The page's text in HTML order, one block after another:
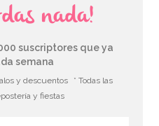
nada!
suscriptores que ya
semana
y descuentos
* Todas las
y fiestas